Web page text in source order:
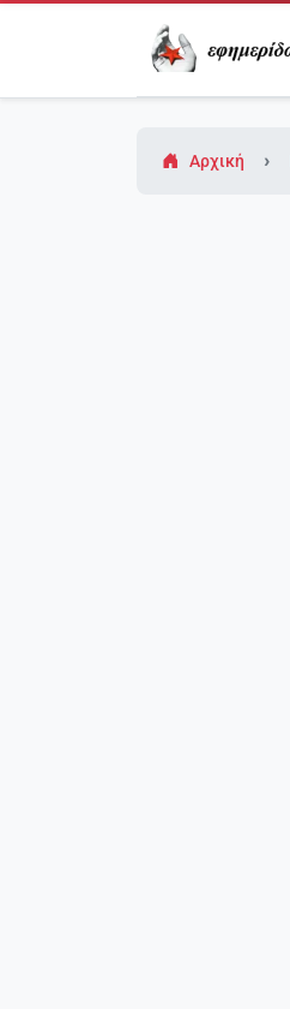
Αρχική